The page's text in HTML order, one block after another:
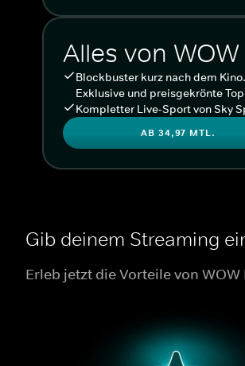
Alles von WOW
Blockbuster kurz nach dem Kino.
Exklusive und preisgekrönte
Kompletter Live-Sport von Sky
AB 34,97 MTL.
Gib deinem Streaming
Erleb jetzt die Vorteile von WOW